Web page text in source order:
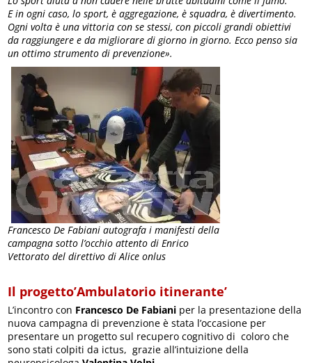
E in ogni caso, lo sport, è aggregazione, è squadra, è divertimento.
Ogni volta è una vittoria con se stessi, con piccoli grandi obiettivi
da raggiungere e da migliorare di giorno in giorno. Ecco penso sia
un ottimo strumento di prevenzione».
Francesco De Fabiani autografa i manifesti della
campagna sotto l’occhio attento di Enrico
Vettorato del direttivo di Alice onlus
Il progetto’Ambulatorio itinerante’
L’incontro con Francesco De Fabiani per la presentazione della
nuova campagna di prevenzione è stata l’occasione per
presentare un progetto sul recupero cognitivo di coloro che
sono stati colpiti da ictus, grazie all’intuizione della